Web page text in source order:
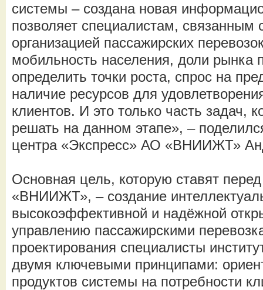
системы – создана новая
позволяет специалистам, связанным
организацией пассажирских
мобильность населения, доли рынка
определить точки роста, спрос на
наличие ресурсов для
клиентов. И это только часть задач,
решать на данном этапе», –
центра «Экспресс» АО «ВНИИЖТ»
Основная цель, которую ставят
«ВНИИЖТ», – создание
высокоэффективной и надёжной
управлению пассажирскими
проектирования специалисты
двумя ключевыми принципами:
продуктов системы на потребности